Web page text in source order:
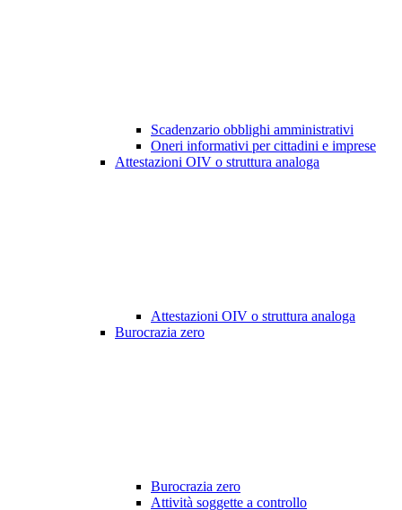
Scadenzario obblighi amministrativi
Oneri informativi per cittadini e imprese
Attestazioni OIV o struttura analoga
Attestazioni OIV o struttura analoga
Burocrazia zero
Burocrazia zero
Attività soggette a controllo